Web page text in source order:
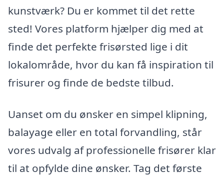
kunstværk? Du er kommet til det rette
sted! Vores platform hjælper dig med at
finde det perfekte frisørsted lige i dit
lokalområde, hvor du kan få inspiration til
frisurer og finde de bedste tilbud.
Uanset om du ønsker en simpel klipning,
balayage eller en total forvandling, står
vores udvalg af professionelle frisører klar
til at opfylde dine ønsker. Tag det første